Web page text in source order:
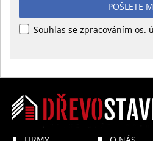
POŠLETE
Souhlas se zpracováním os.